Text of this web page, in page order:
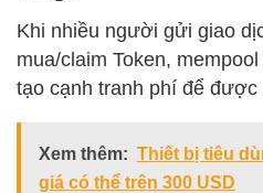
Khi nhiều người gửi giao
mua/claim Token,
tạo cạnh tranh phí để
Xem thêm: Thiết bị tiêu
giá có thể trên 300 USD